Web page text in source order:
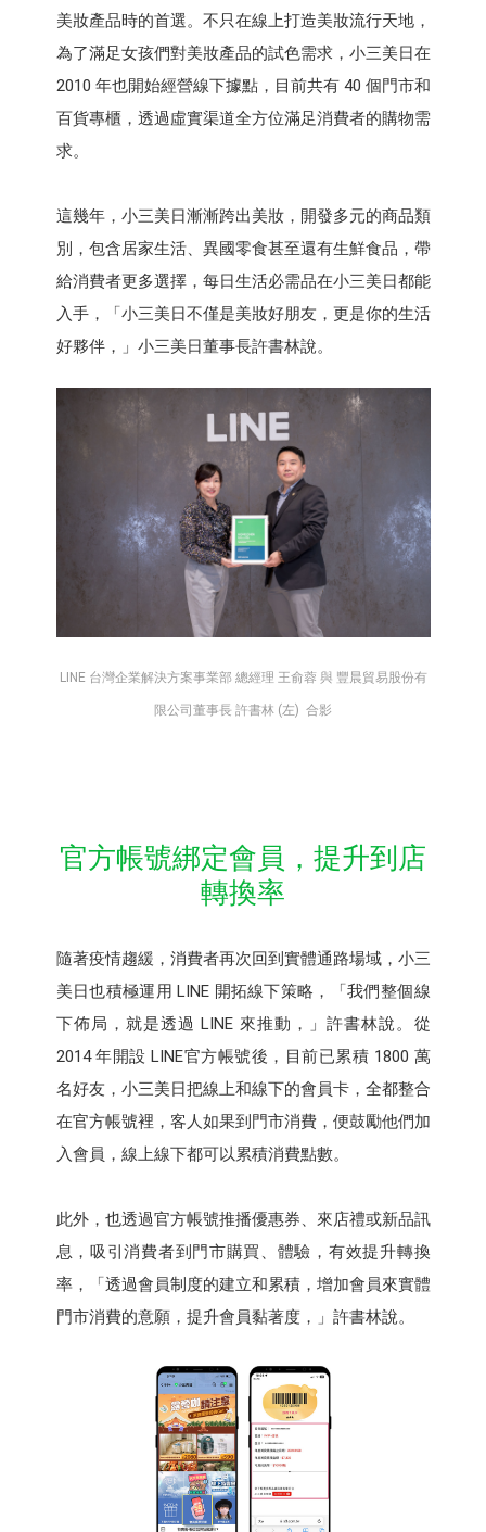
美妝產品時的首選。不只在線上打造美妝流行天地，
為了滿足女孩們對美妝產品的試色需求，小三美日在
2010 年也開始經營線下據點，目前共有 40 個門市和
百貨專櫃，透過虛實渠道全方位滿足消費者的購物需
求。
這幾年，小三美日漸漸跨出美妝，開發多元的商品類
別，包含居家生活、異國零食甚至還有生鮮食品，帶
給消費者更多選擇，每日生活必需品在小三美日都能
入手，「小三美日不僅是美妝好朋友，更是你的生活
好夥伴，」小三美日董事長許書林說。
LINE 台灣企業解決方案事業部 總經理 王俞蓉 與 豐晨貿易股份有
限公司董事長 許書林 (左) 合影
官方帳號綁定會員，提升到店
轉換率
隨著疫情趨緩，消費者再次回到實體通路場域，小三
美日也積極運用 LINE 開拓線下策略，「我們整個線
下佈局，就是透過 LINE 來推動，」許書林說。從
2014 年開設 LINE官方帳號後，目前已累積 1800 萬
名好友，小三美日把線上和線下的會員卡，全都整合
在官方帳號裡，客人如果到門市消費，便鼓勵他們加
入會員，線上線下都可以累積消費點數。
此外，也透過官方帳號推播優惠券、來店禮或新品訊
息，吸引消費者到門市購買、體驗，有效提升轉換
率，「透過會員制度的建立和累積，增加會員來實體
門市消費的意願，提升會員黏著度，」許書林說。